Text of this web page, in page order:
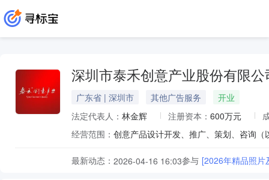
深圳市泰禾创意产业股份有限公
广东省 | 深圳市 其他广告服务
开业
法定代表人： 林金辉 注册资本： 600万元
经营范围：
最新动态： 2026-04-16 16:03参与 [2026年精品照片